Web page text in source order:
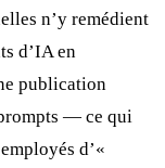
n’y remédient
d’IA en
publication
— ce qui
d’«